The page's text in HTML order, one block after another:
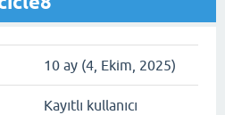
10 ay (4, Ekim, 2025)
Kayıtlı kullanıcı